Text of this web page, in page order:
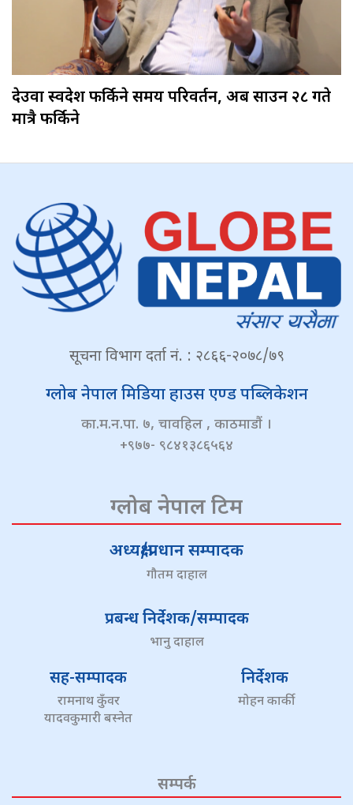
देउवा स्वदेश फर्किने समय परिवर्तन, अब साउन २८ गते
मात्रै फर्किने
सूचना विभाग दर्ता नं. : २८६६-२०७८/७९
ग्लोब नेपाल मिडिया हाउस एण्ड पब्लिकेशन
का.म.न.पा. ७, चावहिल , काठमाडौं ।
+९७७- ९८४१३८६५६४
ग्लोब नेपाल टिम
अध्यक्ष/प्रधान सम्पादक
गौतम दाहाल
प्रबन्ध निर्देशक/सम्पादक
भानु दाहाल
सह-सम्पादक
रामनाथ कुँवर
यादवकुमारी बस्नेत
निर्देशक
मोहन कार्की
सम्पर्क